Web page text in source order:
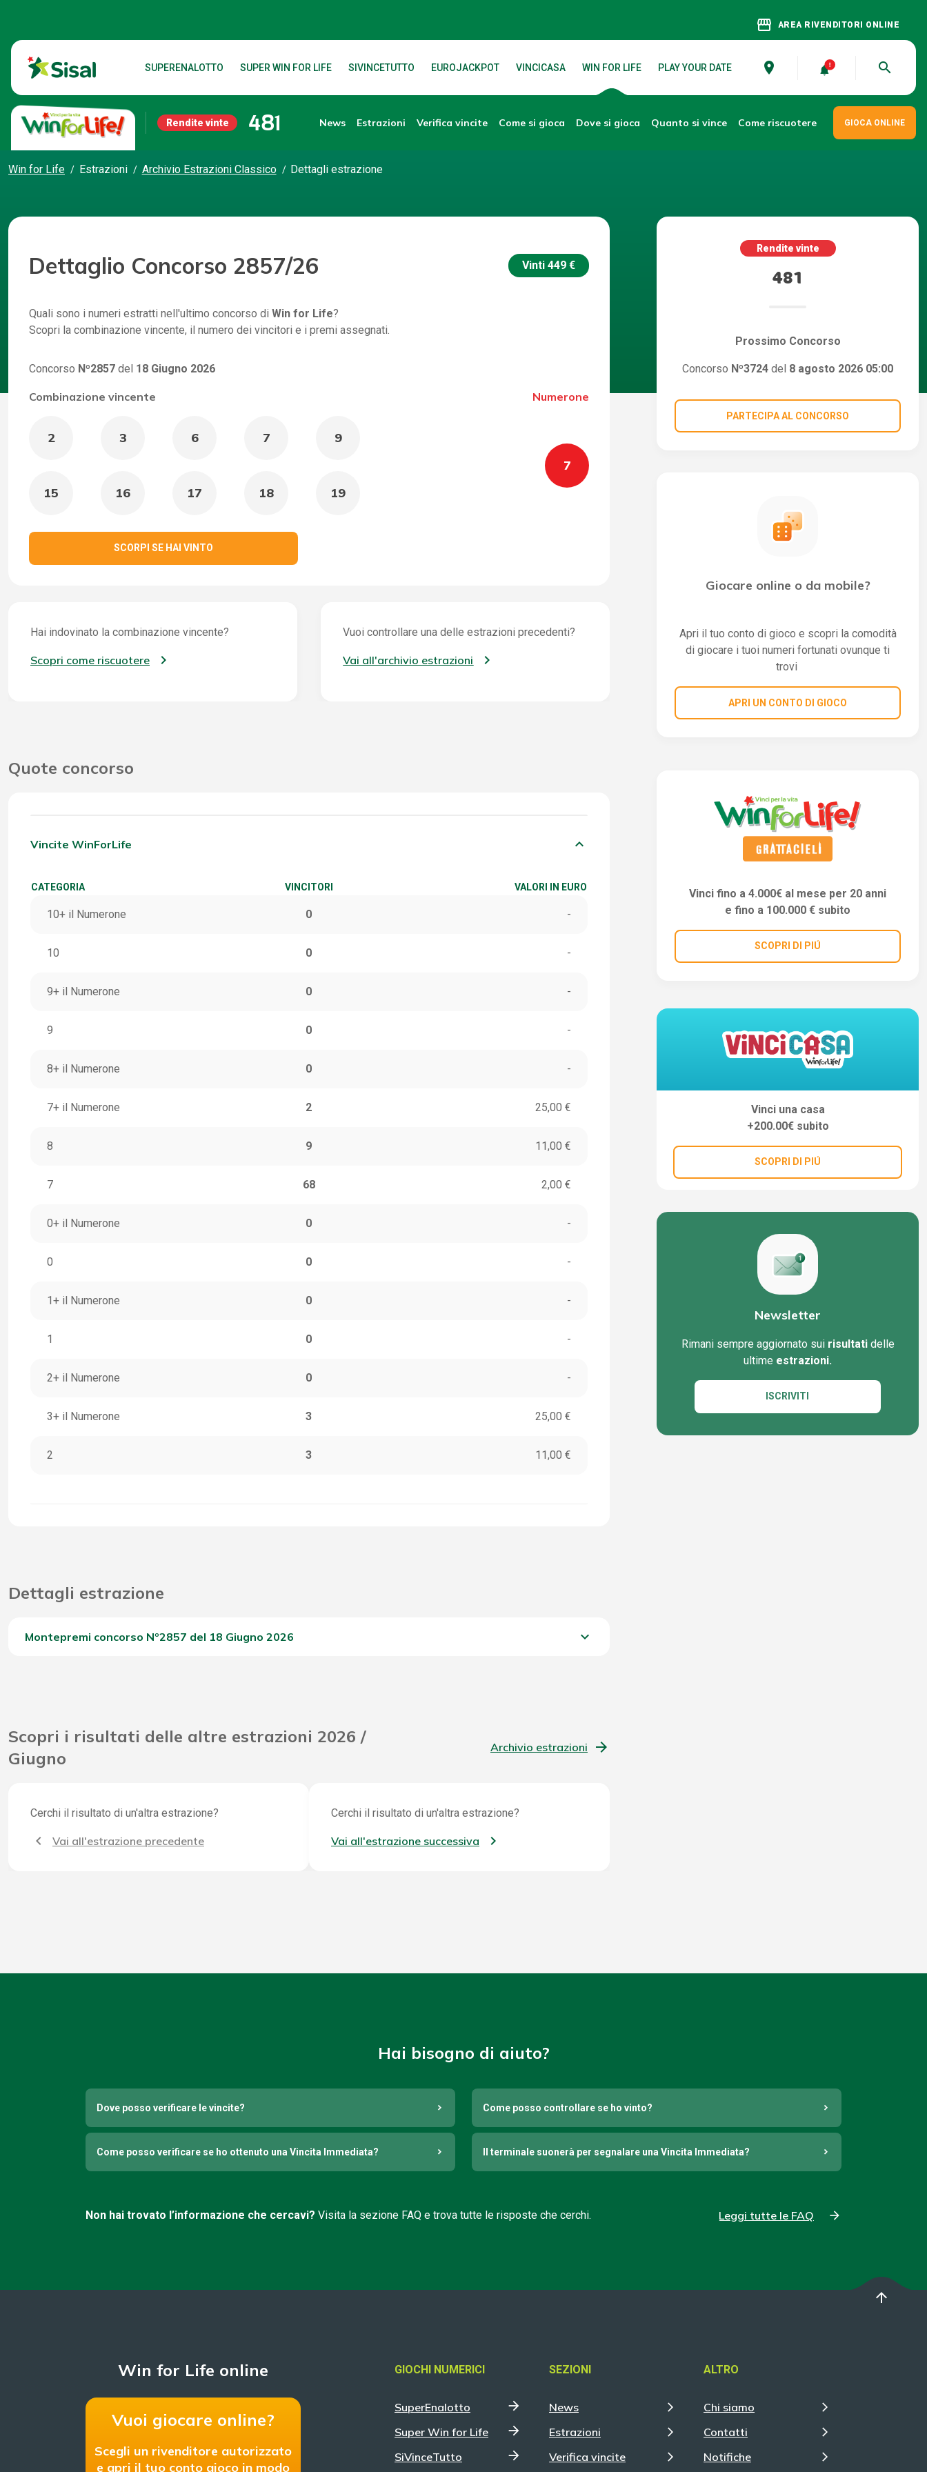
storefront AREA RIVENDITORI ONLINE
SUPERENALOTTO SUPER WIN FOR LIFE SIVINCETUTTO EUROJACKPOT VINCICASA WIN FOR LIFE PLAY YOUR DATE place search
Rendite vinte 481 News Estrazioni Verifica vincite Come si gioca Dove si gioca Quanto si vince Come riscuotere GIOCA ONLINE
Win for Life Estrazioni Archivio Estrazioni Classico Dettagli estrazione
Dettaglio Concorso 2857/26 Vinti 449 €
Quali sono i numeri estratti nell'ultimo concorso di Win for Life?
Scopri la combinazione vincente, il numero dei vincitori e i premi assegnati.
Concorso Nº2857 del 18 Giugno 2026
Combinazione vincente Numerone
2 3 6 7 9
15 16 17 18 19
7
SCORPI SE HAI VINTO
Hai indovinato la combinazione vincente?
Scopri come riscuotere
Vuoi controllare una delle estrazioni precedenti?
Vai all'archivio estrazioni
Quote concorso
Vincite WinForLife keyboard_arrow_down
CATEGORIA VINCITORI VALORI IN EURO
10+ il Numerone 0 -
10 0 -
9+ il Numerone 0 -
9 0 -
8+ il Numerone 0 -
7+ il Numerone 2 25,00 €
8 9 11,00 €
7 68 2,00 €
0+ il Numerone 0 -
0 0 -
1+ il Numerone 0 -
1 0 -
2+ il Numerone 0 -
3+ il Numerone 3 25,00 €
2 3 11,00 €
Dettagli estrazione
Montepremi concorso Nº2857 del 18 Giugno 2026 keyboard_arrow_down
Scopri i risultati delle altre estrazioni 2026 /
Giugno
Archivio estrazioni
Cerchi il risultato di un'altra estrazione?
Vai all'estrazione precedente
Cerchi il risultato di un'altra estrazione?
Vai all'estrazione successiva
Rendite vinte
481
Prossimo Concorso
Concorso Nº3724 del 8 agosto 2026 05:00
PARTECIPA AL CONCORSO
Giocare online o da mobile?
Apri il tuo conto di gioco e scopri la comodità
di giocare i tuoi numeri fortunati ovunque ti
trovi
APRI UN CONTO DI GIOCO
Vinci fino a 4.000€ al mese per 20 anni
e fino a 100.000 € subito
SCOPRI DI PIÚ
Vinci una casa
+200.00€ subito
SCOPRI DI PIÚ
Newsletter
Rimani sempre aggiornato sui risultatidelle
ultime estrazioni.
ISCRIVITI
Hai bisogno di aiuto?
Dove posso verificare le vincite? Come posso controllare se ho vinto?
Come posso verificare se ho ottenuto una Vincita Immediata? Il terminale suonerà per segnalare una Vincita Immediata?
Non hai trovato l’informazione che cercavi? Visita la sezione FAQ e trova tutte le risposte che cerchi. Leggi tutte le FAQ
arrow_upward
Win for Life online
Vuoi giocare online?
Scegli un rivenditore autorizzato
e apri il tuo conto gioco in modo
GIOCHI NUMERICI
SuperEnalotto
Super Win for Life
SiVinceTutto
SEZIONI
News
Estrazioni
Verifica vincite
ALTRO
Chi siamo
Contatti
Notifiche